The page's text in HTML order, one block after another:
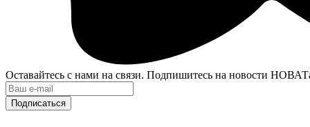
Оставайтесь с нами на связи. Подпишитесь на новости
Подписаться